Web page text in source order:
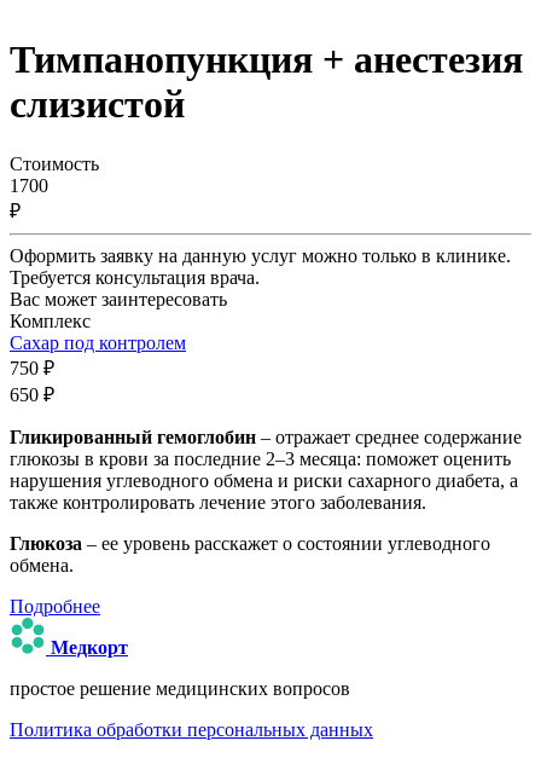
Тимпанопункция + анестезия
слизистой
Стоимость
1700
₽
Оформить заявку на данную услуг можно только в клинике.
Требуется консультация врача.
Вас может заинтересовать
Комплекс
Сахар под контролем
750 ₽
650 ₽
Гликированный гемоглобин – отражает среднее содержание
глюкозы в крови за последние 2–3 месяца: поможет оценить
нарушения углеводного обмена и риски сахарного диабета, а
также контролировать лечение этого заболевания.
Глюкоза – ее уровень расскажет о состоянии углеводного
обмена.
Подробнее
Медкорт
простое решение медицинских вопросов
Политика обработки персональных данных